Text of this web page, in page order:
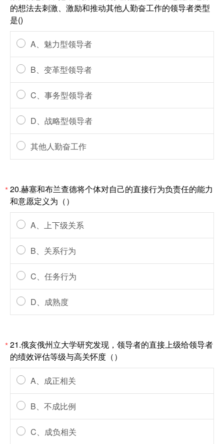
的想法去刺激、激励和推动其他人勤奋工作的领导者类型
是()
A、魅力型领导者
B、变革型领导者
C、事务型领导者
D、战略型领导者
其他人勤奋工作
*20.赫塞和布兰查德将个体对自己的直接行为负责任的能力
和意愿定义为（）
A、上下级关系
B、关系行为
C、任务行为
D、成熟度
*21.俄亥俄州立大学研究发现，领导者的直接上级给领导者
的绩效评估等级与高关怀度（）
A、成正相关
B、不成比例
C、成负相关